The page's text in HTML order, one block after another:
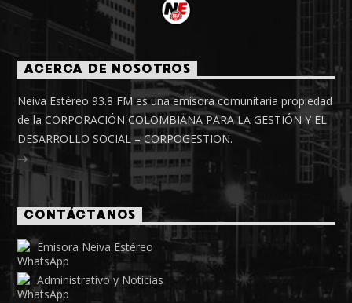
ACERCA DE NOSOTROS
Neiva Estéreo 93.8 FM es una emisora comunitaria propiedad
de la CORPORACIÓN COLOMBIANA PARA LA GESTIÓN Y EL
DESARROLLO SOCIAL – CORPOGESTION.
CONTÁCTANOS
Emisora Neiva Estéreo
Administrativo y Noticias